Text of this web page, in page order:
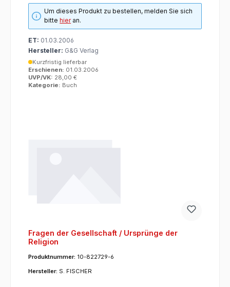
Um dieses Produkt zu bestellen, melden Sie sich
bittehieran.
ET: 01.03.2006
Hersteller: G&G Verlag
Kurzfristig lieferbar
Erschienen: 01.03.2006
UVP/VK: 28,00 €
Kategorie: Buch
Fragen der Gesellschaft / Ursprünge der
Religion
Produktnummer: 10-822729-6
Hersteller: S. FISCHER